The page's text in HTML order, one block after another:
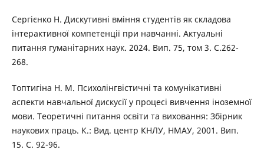
Сергієнко Н. Дискутивні вміння студентів як складова
інтерактивної компетенції при навчанні. Актуальнi
питання гуманiтарних наук. 2024. Вип. 75, том 3. С.262-
268.
Топтигіна Н. М. Психолінгвістичні та комунікативні
аспекти навчальної дискусії у процесі вивчення іноземної
мови. Теоретичні питання освіти та виховання: Збірник
наукових праць. К.: Вид. центр КНЛУ, НМАУ, 2001. Вип.
15. С. 92-96.